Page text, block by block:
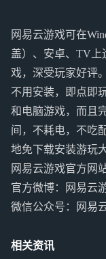
网易云游戏可在
盖）、安卓、TV上
戏，深受玩家好评
不用安装，即点即
和电脑游戏，而且
间，不耗电，不吃
地免下载安装游玩
网易云游戏官方网站
官方微博：网易云
微信公众号：网易
相关资讯